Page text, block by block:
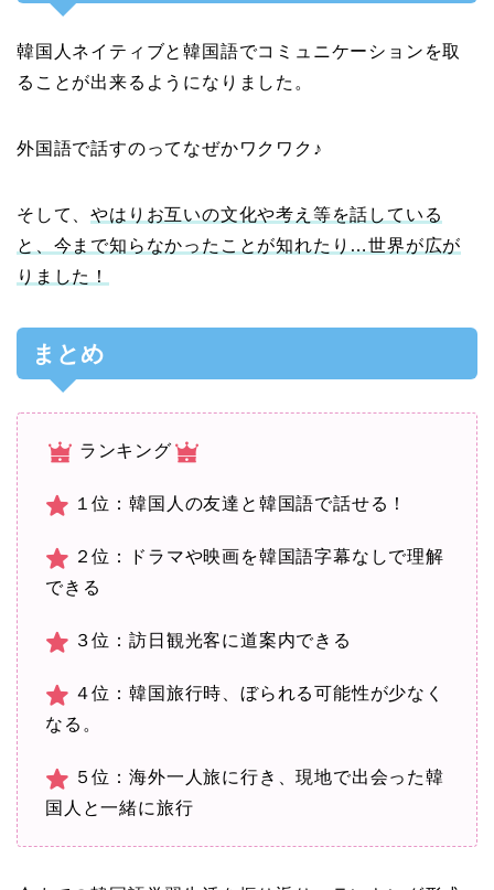
韓国人ネイティブと韓国語でコミュニケーションを取
ることが出来るようになりました。
外国語で話すのってなぜかワクワク♪
そして、やはりお互いの文化や考え等を話している
と、今まで知らなかったことが知れたり…世界が広が
りました！
まとめ
ランキング
１位：韓国人の友達と韓国語で話せる！
２位：ドラマや映画を韓国語字幕なしで理解
できる
３位：訪日観光客に道案内できる
４位：韓国旅行時、ぼられる可能性が少なく
なる。
５位：海外一人旅に行き、現地で出会った韓
国人と一緒に旅行